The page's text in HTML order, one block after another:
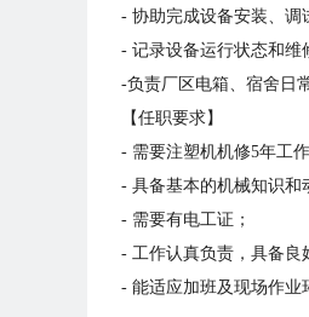
- 协助完成设备安装、调
- 记录设备运行状态和维
-负责厂区电箱、宿舍日
【任职要求】
- 需要注塑机机修5年工作
- 具备基本的机械知识和
- 需要有电工证；
- 工作认真负责，具备良
- 能适应加班及现场作业